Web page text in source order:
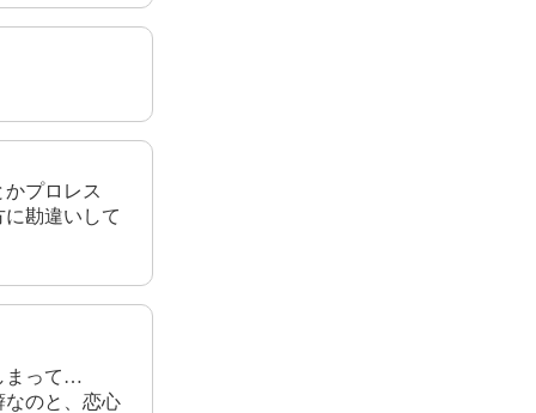
プロレス
勘違いして
まって…
なのと、恋心